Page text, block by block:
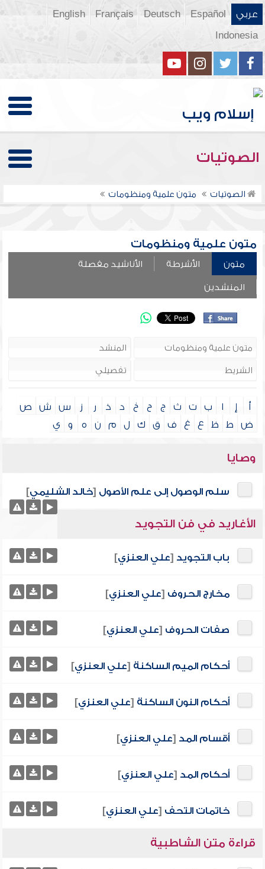
عربي Español
Deutsch
Français
English
Indonesia
الصوتيات
الصوتيات متون علمية ومنظومات
متون علمية ومنظومات
متون الأشرطة الأناشيد مفصلة
المنشدين
أ إ ا ب ت ث ج ح خ د ذ ر ز س ش
ص
ض
ط ظ ع غ ف ق ك ل م ن ه و ي
وصايا
سلم الوصول إلى علم الأصول [خالد الشليمي]
الأغاريد في فن التجويد
باب التجويد [علي العنزي]
مخارج الحروف [علي العنزي]
صفات الحروف [علي العنزي]
أحكام الميم الساكنة [علي العنزي]
أحكام النون الساكنة [علي العنزي]
أقسام المد [علي العنزي]
أحكام المد [علي العنزي]
خاتمات التحف [علي العنزي]
قراءة متن الشاطبية